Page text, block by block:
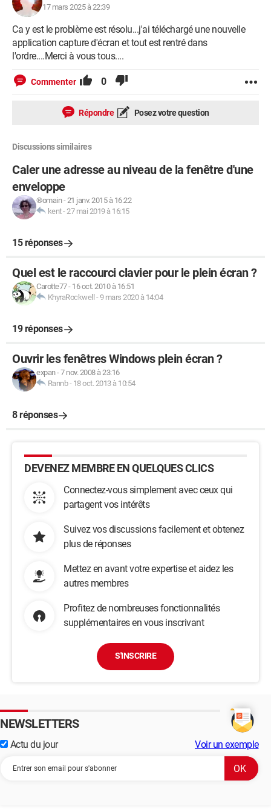
17 mars 2025 à 22:39
Ca y est le problème est résolu...j'ai téléchargé une nouvelle
application capture d'écran et tout est rentré dans
l'ordre....Merci à vous tous....
Commenter 0
Répondre Posez votre question
Discussions similaires
Caler une adresse au niveau de la fenêtre d'une
enveloppe
®omain-21 janv. 2015 à 16:22
kent-27 mai 2019 à 16:15
15 réponses
Quel est le raccourci clavier pour le plein écran ?
Carotte77- 16 oct. 2010 à 16:51
KhyraRockwell -9 mars 2020 à 14:04
19 réponses
Ouvrir les fenêtres Windows plein écran ?
expan-7 nov. 2008 à 23:16
Rannb- 18 oct. 2013 à 10:54
8 réponses
DEVENEZ MEMBRE EN QUELQUES CLICS
Connectez-vous simplement avec ceux qui
partagent vos intérêts
Suivez vos discussions facilement et obtenez
plus de réponses
Mettez en avant votre expertise et aidez les
autres membres
Profitez de nombreuses fonctionnalités
supplémentaires en vous inscrivant
S'INSCRIRE
NEWSLETTERS
Actu du jour Voir un exemple